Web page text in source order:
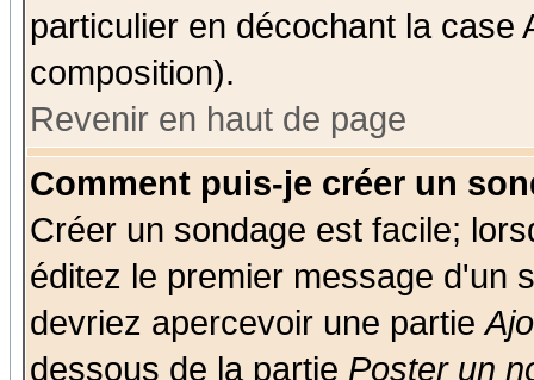
particulier en décochant la case
composition).
Revenir en haut de page
Comment puis-je créer un
Créer un sondage est facile;
éditez le premier message d'un
devriez apercevoir une partie
dessous de la partie Poster un